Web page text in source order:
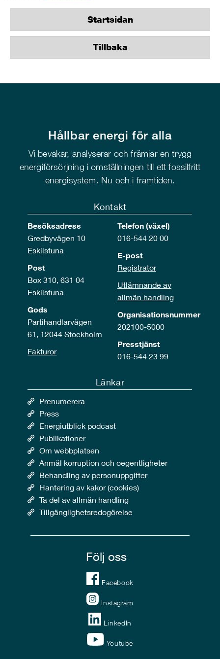
Startsidan
Tillbaka
Hållbar energi för alla
Vi bevakar, analyserar och främjar en trygg
energiförsörjning i omställningen till ett fossilfritt
energisystem. Nu och i framtiden.
Kontakt
Besöksadress
Gredbyvägen 10
Eskilstuna
Post
Box 310, 631 04
Eskilstuna
Gods
Partihandlarvägen
61, 12044 Stockholm
Fakturor
Telefon (växel)
016-544 20 00
E-post
Registrator
Utlämnande av
allmän handling
Organisationsnummer
202100-5000
Presstjänst
016-544 23 99
Länkar
Prenumerera
Press
Energiutblick podcast
Publikationer
Om webbplatsen
Anmäl korruption och oegentligheter
Behandling av personuppgifter
Hantering av kakor (cookies)
Ta del av allmän handling
Tillgänglighetsredogörelse
Följ oss
Facebook
Instagram
LinkedIn
Youtube